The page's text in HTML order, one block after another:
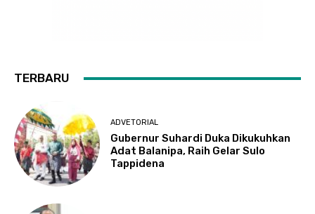
TERBARU
ADVETORIAL
Gubernur Suhardi Duka Dikukuhkan
Adat Balanipa, Raih Gelar Sulo
Tappidena